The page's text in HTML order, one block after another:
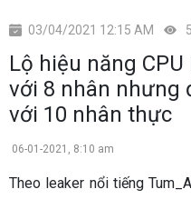
03/04/2021 12:15 AM
Lộ hiệu năng
với 8 nhân nhưng
với 10 nhân thực
06-01-2021, 8:10 am
Theo leaker nổi tiếng